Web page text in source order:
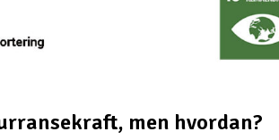
men hvordan?